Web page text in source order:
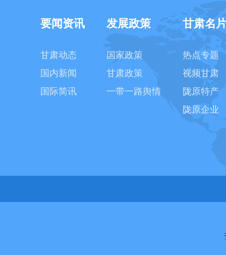
要闻资讯
甘肃动态
国内新闻
国际简讯
发展政策
国家政策
甘肃政策
一带一路舆情
甘肃名
热点专题
视频甘肃
陇原特产
陇原企业